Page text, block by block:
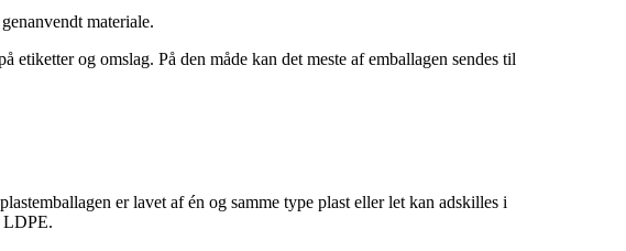
materiale.
og omslag. På den måde kan det meste af emballagen sendes til
er lavet af én og samme type plast eller let kan adskilles i
LDPE.